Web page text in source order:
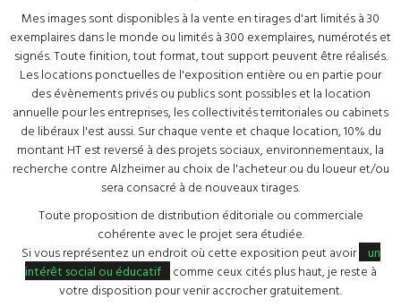
Mes images sont disponibles à la vente en tirages d'art limités à 30
exemplaires dans le monde ou limités à 300 exemplaires, numérotés et
signés. Toute finition, tout format, tout support peuvent être réalisés.
Les locations ponctuelles de l'exposition entière ou en partie pour
des évènements privés ou publics sont possibles et la location
annuelle pour les entreprises, les collectivités territoriales ou cabinets
de libéraux l'est aussi. Sur chaque vente et chaque location, 10% du
montant HT est reversé à des projets sociaux, environnementaux, la
recherche contre Alzheimer au choix de l'acheteur ou du loueur et/ou
sera consacré à de nouveaux tirages.
Toute proposition de distribution éditoriale ou commerciale
cohérente avec le projet sera étudiée.
Si vous représentez un endroit où cette exposition peut avoir un
intérêt social ou éducatif
comme ceux cités plus haut, je reste à
votre disposition pour venir accrocher gratuitement.